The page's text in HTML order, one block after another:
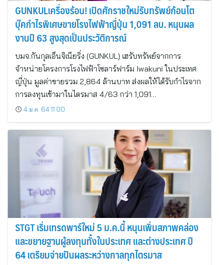
GUNKULเครื่องร้อน! เปิดศักราชใหม่รับทรัพย์ก้อนโต
บุ๊คกำไรพิเศษขายโรงไฟฟ้าญี่ปุ่น 1,091 ลบ. หนุนผล
งานปี 63 สูงสุดเป็นประวัติการณ์
บมจ.กันกุลเอ็นจิเนียริ่ง (GUNKUL) เฮรับทรัพย์จากการ
จำหน่ายโครงการโรงไฟฟ้าโซลาร์ฟาร์ม Iwakuni ในประเทศ
ญี่ปุ่น มูลค่าขายรวม 2,864 ล้านบาท ส่งผลให้ได้รับกำไรจาก
การลงทุนเข้ามาในไตรมาส 4/63 กว่า 1,091…
4 ม.ค. 64 11:00
STGT เริ่มเทรดพาร์ใหม่ 5 ม.ค.นี้ หนุนเพิ่มสภาพคล่อง
และขยายฐานผู้ลงทุนทั้งในประเทศ และต่างประเทศ ปี
64 เตรียมจ่ายปันผลระหว่างกาลทุกไตรมาส